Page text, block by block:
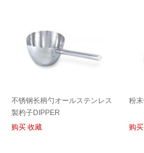
不锈钢长柄勺オールステンレス
製杓子DIPPER
购买 收藏
粉
购买